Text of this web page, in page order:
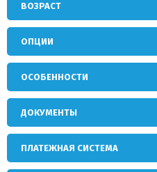
ВОЗРАСТ
ОПЦИИ
ОСОБЕННОСТИ
ДОКУМЕНТЫ
ПЛАТЕЖНАЯ СИСТЕМА